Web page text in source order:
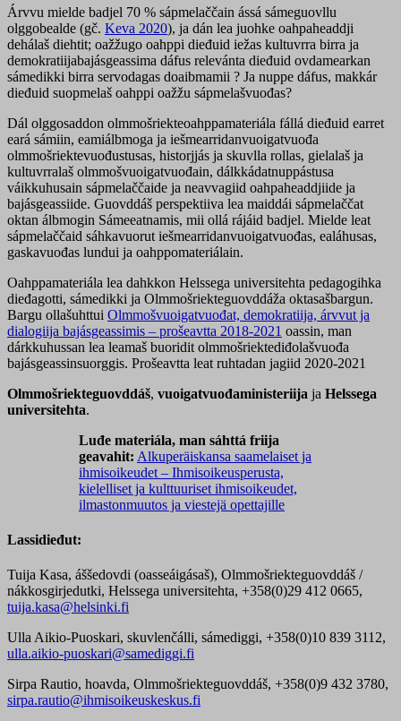
Árvvu mielde badjel 70 % sápmelaččain ássá sámeguovllu
olggobealde (gč. Keva 2020), ja dán lea juohke oahpaheaddji
dehálaš diehtit; oažžugo oahppi dieđuid iežas kultuvrra birra ja
demokratiijabajásgeassima dáfus relevánta dieđuid ovdamearkan
sámedikki birra servodagas doaibmamii ? Ja nuppe dáfus, makkár
dieđuid suopmelaš oahppi oažžu sápmelašvuođas?
Dál olggosaddon olmmošriekteoahppamateriála fállá dieđuid earret
eará sámiin, eamiálbmoga ja iešmearridanvuoigatvuođa
olmmošriektevuođustusas, historjjás ja skuvlla rollas, gielalaš ja
kultuvrralaš olmmošvuoigatvuođain, dálkkádatnuppástusa
váikkuhusain sápmelaččaide ja neavvagiid oahpaheaddjiide ja
bajásgeassiide. Guovddáš perspektiiva lea maiddái sápmelaččat
oktan álbmogin Sámeeatnamis, mii ollá rájáid badjel. Mielde leat
sápmelaččaid sáhkavuorut iešmearridanvuoigatvuođas, ealáhusas,
gaskavuođas lundui ja oahppomateriálain.
Oahppamateriála lea dahkkon Helssega universitehta pedagogihka
dieđagotti, sámedikki ja Olmmošriekteguovddáža oktasašbargun.
Bargu ollašuhttui Olmmošvuoigatvuođat, demokratiija, árvvut ja
dialogiija bajásgeassimis – prošeavtta 2018-2021 oassin, man
dárkkuhussan lea leamaš buoridit olmmošriektediđolašvuođa
bajásgeassinsuorggis. Prošeavtta leat ruhtadan jagiid 2020-2021
Olmmošriekteguovddáš, vuoigatvuođaministeriija ja Helssega
universitehta.
Luđe materiála, man sáhttá friija
geavahit: Alkuperäiskansa saamelaiset ja
ihmisoikeudet – Ihmisoikeusperusta,
kielelliset ja kulttuuriset ihmisoikeudet,
ilmastonmuutos ja viestejä opettajille
Lassidieđut:
Tuija Kasa, áššedovdi (oasseáigásaš), Olmmošriekteguovddáš /
nákkosgirjedutki, Helssega universitehta, +358(0)29 412 0665,
tuija.kasa@helsinki.fi
Ulla Aikio-Puoskari, skuvlenčálli, sámediggi, +358(0)10 839 3112,
ulla.aikio-puoskari@samediggi.fi
Sirpa Rautio, hoavda, Olmmošriekteguovddáš, +358(0)9 432 3780,
sirpa.rautio@ihmisoikeuskeskus.fi